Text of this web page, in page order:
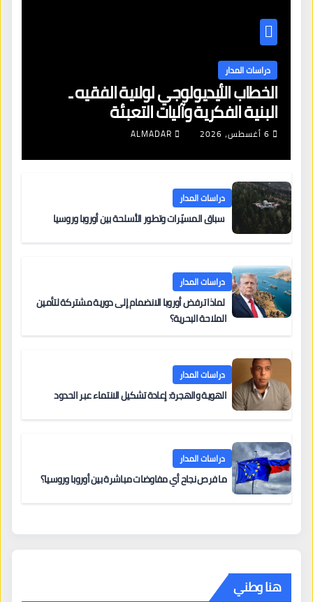
دراسات المدار
الخطاب الأيديولوجي لولاية الفقيه ـ
البنية الفكرية وآليات التعبئة
6 أغسطس، 2026 ALMADAR
دراسات المدار
سباق المسيّرات وتطور الأسلحة بين أوروبا وروسيا
دراسات المدار
لماذا ترفض أوروبا الانضمام إلى دورية مشتركة لتأمين
الملاحة البحرية؟
دراسات المدار
الهوية والهجرة: إعادة تشكيل الانتماء عبر الحدود
دراسات المدار
ما فرص نجاح أي مفاوضات مباشرة بين أوروبا وروسيا؟
هنا وطني